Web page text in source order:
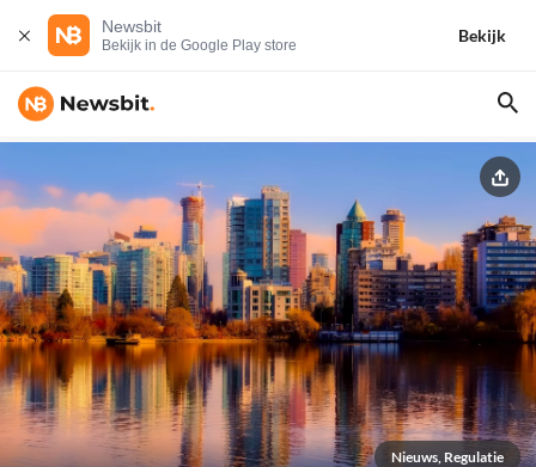
Newsbit
Bekijk in de Google Play store
Bekijk
Nieuws, Regulatie